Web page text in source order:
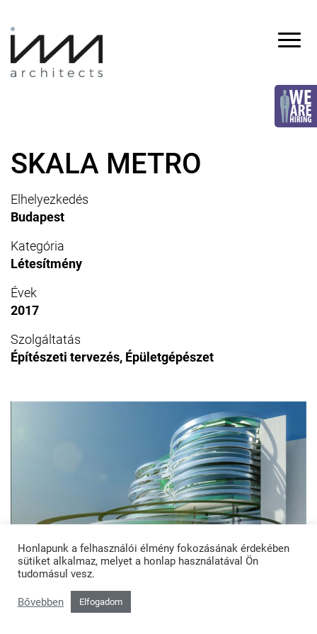
content
SKALA METRO
Elhelyezkedés
Budapest
Kategória
Létesítmény
Évek
2017
Szolgáltatás
Építészeti tervezés, Épületgépészet
Honlapunk a felhasználói élmény fokozásának érdekében
sütiket alkalmaz, melyet a honlap használatával Ön
tudomásul vesz.
Bővebben Elfogadom